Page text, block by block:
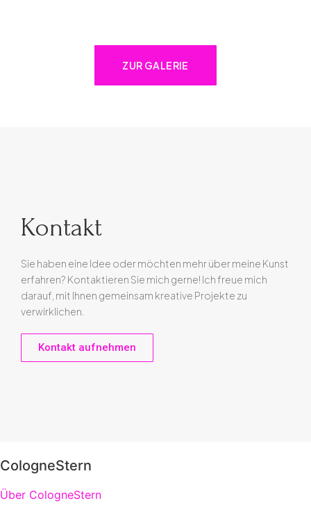
ZUR GALERIE
Kontakt
Sie haben eine Idee oder möchten mehr über meine Kunst
erfahren? Kontaktieren Sie mich gerne! Ich freue mich
darauf, mit Ihnen gemeinsam kreative Projekte zu
verwirklichen.
Kontakt aufnehmen
CologneStern
Über CologneStern